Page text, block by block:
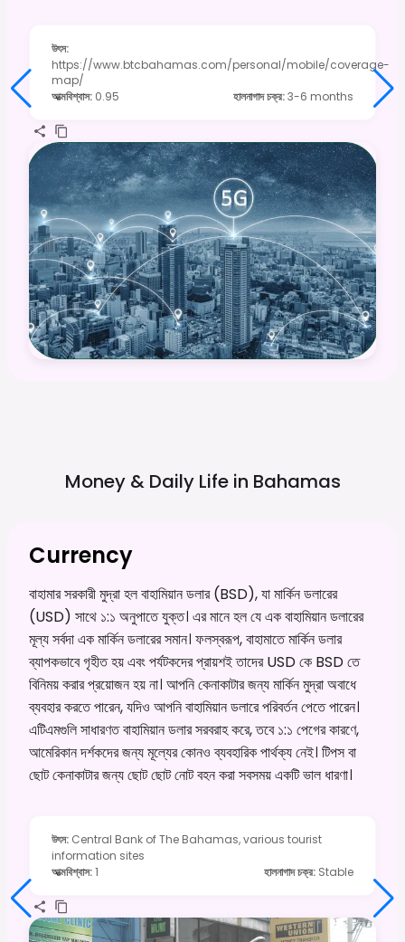
উৎস:
https://www.btcbahamas.com/personal/mobile/coverage-
map/
আত্মবিশ্বাস: 0.95 হালনাগাদ চক্র:3-6 months
Money & Daily Life in Bahamas
Currency
বাহামার সরকারী মুদ্রা হল বাহামিয়ান ডলার (BSD), যা মার্কিন ডলারের
(USD) সাথে ১:১ অনুপাতে যুক্ত। এর মানে হল যে এক বাহামিয়ান ডলারের
মূল্য সর্বদা এক মার্কিন ডলারের সমান। ফলস্বরূপ, বাহামাতে মার্কিন ডলার
ব্যাপকভাবে গৃহীত হয় এবং পর্যটকদের প্রায়শই তাদের USD কে BSD তে
বিনিময় করার প্রয়োজন হয় না। আপনি কেনাকাটার জন্য মার্কিন মুদ্রা অবাধে
ব্যবহার করতে পারেন, যদিও আপনি বাহামিয়ান ডলারে পরিবর্তন পেতে পারেন।
এটিএমগুলি সাধারণত বাহামিয়ান ডলার সরবরাহ করে, তবে ১:১ পেগের কারণে,
আমেরিকান দর্শকদের জন্য মূল্যের কোনও ব্যবহারিক পার্থক্য নেই। টিপস বা
ছোট কেনাকাটার জন্য ছোট ছোট নোট বহন করা সবসময় একটি ভাল ধারণা।
উৎস: Central Bank of The Bahamas, various tourist
information sites
আত্মবিশ্বাস:1 হালনাগাদ চক্র: Stable